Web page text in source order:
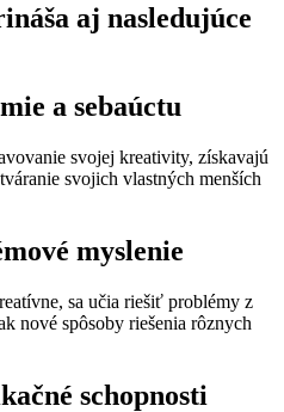
aj nasledujúce
a sebaúctu
svojej kreativity, získavajú
svojich vlastných menších
myslenie
sa učia riešiť problémy z
nové spôsoby riešenia rôznych
schopnosti